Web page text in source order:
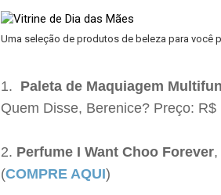
Uma seleção de produtos de beleza para você
Paleta de Maquiagem
Quem Disse, Berenice? Preço: R$
Perfume I Want Choo Forever
(COMPRE AQUI)